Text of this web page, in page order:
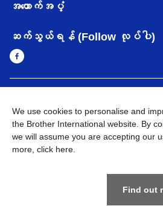
အထောက်အပံ့
ဆက်သွယ်ရန် (Follow လုပ်ပါ)
အချက်အလက်မူဝါဒ အသုံးပြုမူဝါဒ
Brother Global ဝက်ဆိုဒ်သို့သွားရန်
Rights
We use cookies to personalise and
the Brother International website. By
we will assume you are accepting our
more, click here
Find out